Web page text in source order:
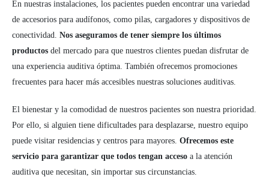
En nuestras instalaciones, los pacientes pueden encontrar una variedad
de accesorios para audífonos, como pilas, cargadores y dispositivos de
conectividad. Nos aseguramos de tener siempre los últimos
productos del mercado para que nuestros clientes puedan disfrutar de
una experiencia auditiva óptima. También ofrecemos promociones
frecuentes para hacer más accesibles nuestras soluciones auditivas.
El bienestar y la comodidad de nuestros pacientes son nuestra prioridad.
Por ello, si alguien tiene dificultades para desplazarse, nuestro equipo
puede visitar residencias y centros para mayores. Ofrecemos este
servicio para garantizar que todos tengan acceso a la atención
auditiva que necesitan, sin importar sus circunstancias.